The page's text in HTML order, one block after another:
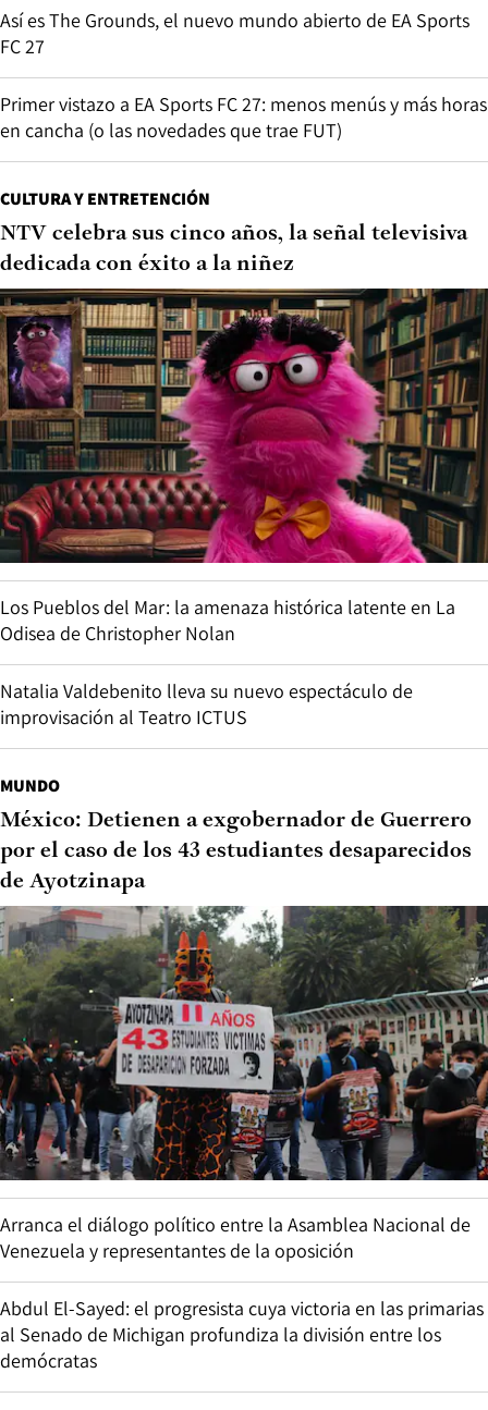
Así es The Grounds, el nuevo mundo abierto de EA Sports
FC 27
Primer vistazo a EA Sports FC 27: menos menús y más horas
en cancha (o las novedades que trae FUT)
CULTURA Y ENTRETENCIÓN
NTV celebra sus cinco años, la señal televisiva
dedicada con éxito a la niñez
Los Pueblos del Mar: la amenaza histórica latente en La
Odisea de Christopher Nolan
Natalia Valdebenito lleva su nuevo espectáculo de
improvisación al Teatro ICTUS
MUNDO
México: Detienen a exgobernador de Guerrero
por el caso de los 43 estudiantes desaparecidos
de Ayotzinapa
Arranca el diálogo político entre la Asamblea Nacional de
Venezuela y representantes de la oposición
Abdul El-Sayed: el progresista cuya victoria en las primarias
al Senado de Michigan profundiza la división entre los
demócratas